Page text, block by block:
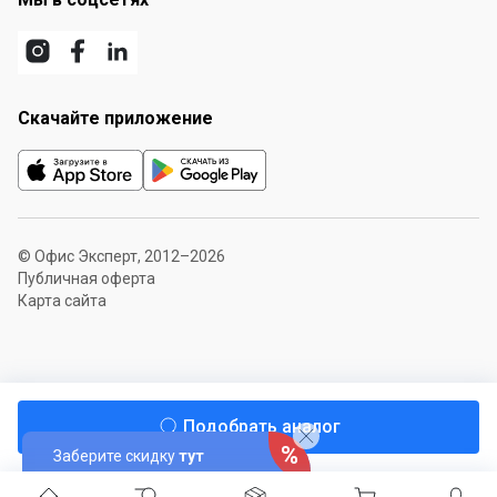
Подобрать аналог
Заберите скидкутут
Скачайте приложение
© Офис Эксперт, 2012–2026
Публичная оферта
Карта сайта